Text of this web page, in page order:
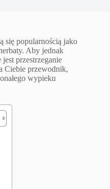
się popularnością jako
Aby jednak
przestrzeganie
Ciebie przewodnik,
wypieku